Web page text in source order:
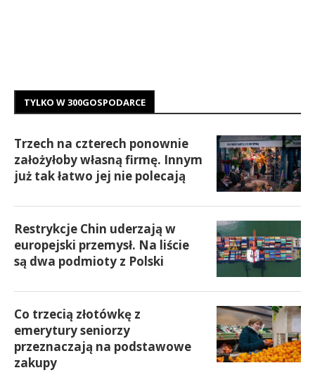
TYLKO W 300GOSPODARCE
Trzech na czterech ponownie
założyłoby własną firmę. Innym
już tak łatwo jej nie polecają
Restrykcje Chin uderzają w
europejski przemysł. Na liście
są dwa podmioty z Polski
Co trzecią złotówkę z
emerytury seniorzy
przeznaczają na podstawowe
zakupy